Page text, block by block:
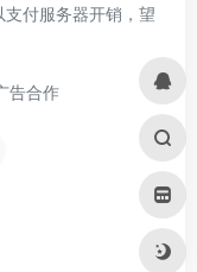
付服务器开销，望
告合作